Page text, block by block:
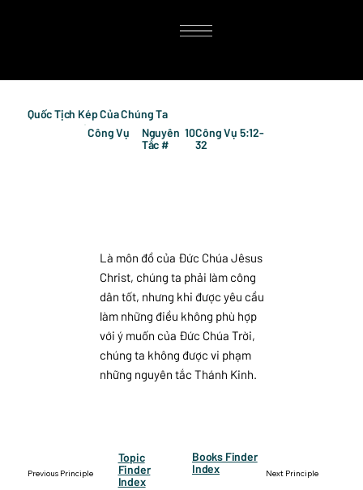
Previous Principle
Topic
Finder
Index
Books Finder
Index
Next Principle
Quốc Tịch Kép Của Chúng Ta
Công Vụ
Nguyên
Tắc #
10Công Vụ 5:12-
32
Là môn đồ của Đức Chúa Jêsus
Christ, chúng ta phải làm công
dân tốt, nhưng khi được yêu cầu
làm những điều không phù hợp
với ý muốn của Đức Chúa Trời,
chúng ta không được vi phạm
những nguyên tắc Thánh Kinh.